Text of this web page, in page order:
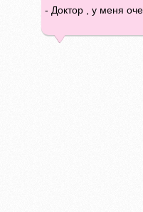
- Доктор , у меня